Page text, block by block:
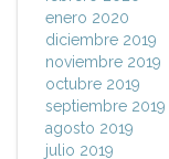
enero 2020
diciembre 2019
noviembre 2019
octubre 2019
septiembre 2019
agosto 2019
julio 2019